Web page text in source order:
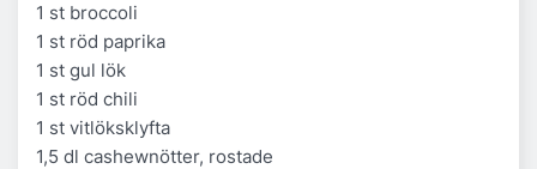
1 st broccoli
1 st röd paprika
1 st gul lök
1 st röd chili
1 st vitlöksklyfta
1,5 dl cashewnötter, rostade